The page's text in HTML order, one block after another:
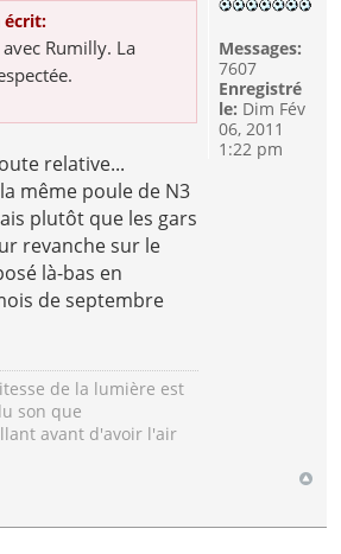
écrit:
Rumilly. La
relative...
même poule de N3
plutôt que les gars
revanche sur le
là-bas en
de septembre
de la lumière est
son que
avant d'avoir l'air
Messages:
7607
Enregistré
le: Dim Fév
06, 2011
1:22 pm